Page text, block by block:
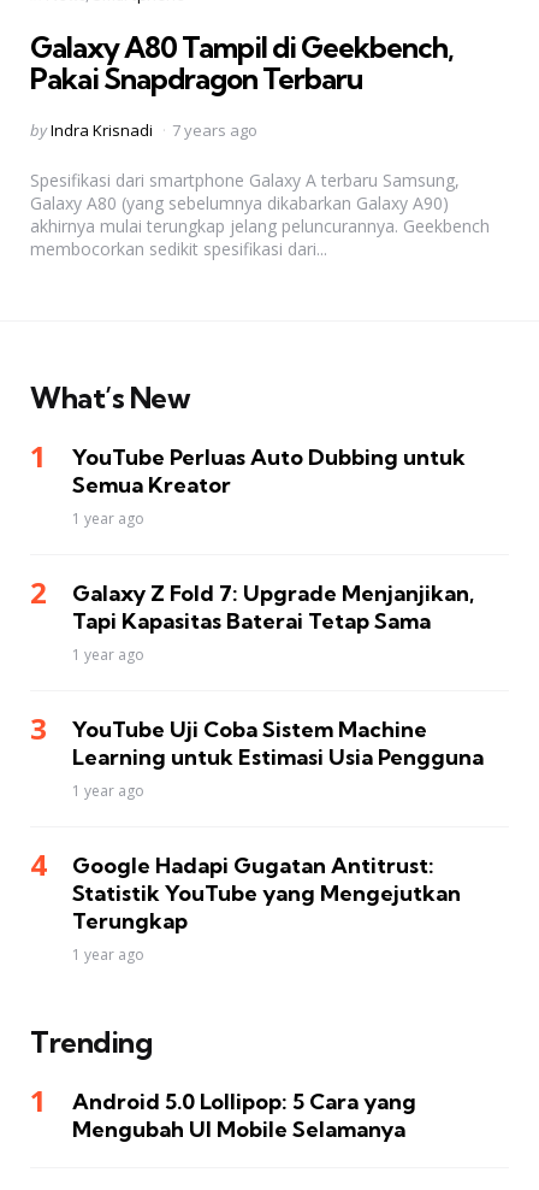
Galaxy A80 Tampil di Geekbench,
Pakai Snapdragon Terbaru
Posted
byIndra Krisnadi 7 years ago
Spesifikasi dari smartphone Galaxy A terbaru Samsung,
Galaxy A80 (yang sebelumnya dikabarkan Galaxy A90)
akhirnya mulai terungkap jelang peluncurannya. Geekbench
membocorkan sedikit spesifikasi dari...
What’s New
YouTube Perluas Auto Dubbing untuk
Semua Kreator
1 year ago
Galaxy Z Fold 7: Upgrade Menjanjikan,
Tapi Kapasitas Baterai Tetap Sama
1 year ago
YouTube Uji Coba Sistem Machine
Learning untuk Estimasi Usia Pengguna
1 year ago
Google Hadapi Gugatan Antitrust:
Statistik YouTube yang Mengejutkan
Terungkap
1 year ago
Trending
Android 5.0 Lollipop: 5 Cara yang
Mengubah UI Mobile Selamanya